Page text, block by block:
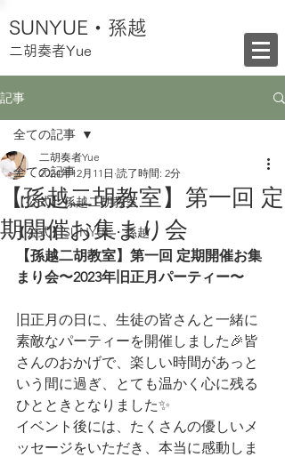
SUNYUE・孫越
二胡奏者Yue
記事
全ての記事
【公式】孫越二胡教室
【公式】SUNYUE・孫越
全ての記事
【孫越二胡教室】第一回 定
期開催お集まり会
二胡奏者Yue
2024年12月11日 読了時間: 2分
【孫越二胡教室】第一回 定期開催お集
まり会〜2023年旧正月パーティー〜
旧正月の日に、生徒の皆さんと一緒に
素敵なパーティーを開催しました🎉皆
さんのおかげで、楽しい時間があっと
いう間に過ぎ、とても温かく心に残る
ひとときとなりました✨
イベント後には、たくさんの優しいメ
ッセージをいただき、本当に感動しま